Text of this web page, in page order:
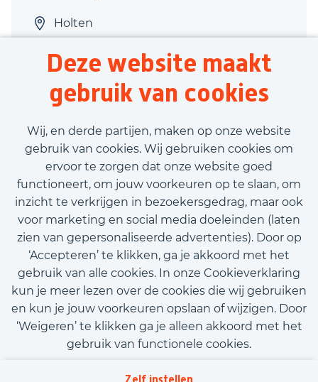
Deze website maakt
gebruik van cookies
Wij, en derde partijen, maken op onze website
gebruik van cookies. Wij gebruiken cookies om
ervoor te zorgen dat onze website goed
functioneert, om jouw voorkeuren op te slaan, om
inzicht te verkrijgen in bezoekersgedrag, maar ook
voor marketing en social media doeleinden (laten
zien van gepersonaliseerde advertenties). Door op
‘Accepteren’ te klikken, ga je akkoord met het
gebruik van alle cookies. In onze Cookieverklaring
kun je meer lezen over de cookies die wij gebruiken
en kun je jouw voorkeuren opslaan of wijzigen. Door
‘Weigeren’ te klikken ga je alleen akkoord met het
gebruik van functionele cookies.
Holten
40 uur
Tijdelijk met uitzicht op vast
€3.163,00 - €3.593,00
Bekijk vacature
Call-to-action bij meer vacatures
Kom met ons in contact